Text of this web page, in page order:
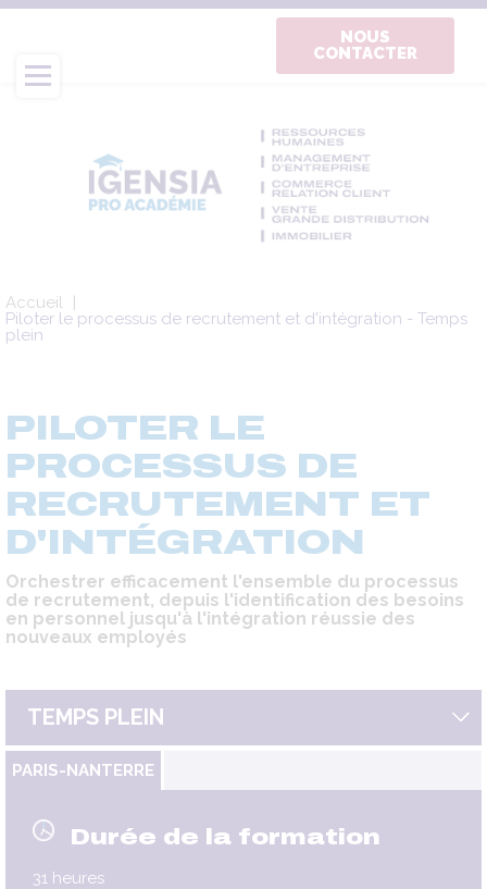
Aller
contenu
principal
NOUS
CONTACTER
Fil
d'Ariane
Accueil
Piloter le processus de recrutement et d'intégration - Temps
plein
PILOTER LE
PROCESSUS DE
RECRUTEMENT ET
D'INTÉGRATION
Orchestrer efficacement l'ensemble du processus
de recrutement, depuis l'identification des besoins
en personnel jusqu'à l'intégration réussie des
nouveaux employés
TEMPS PLEIN
PARIS-NANTERRE
Durée de la formation
31 heures